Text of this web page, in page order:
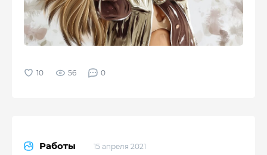
56 0
Работы 15 апреля 2021